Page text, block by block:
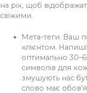
на рік, щоб
свіжими.
Мета-теги. Ваш
клієнтом.
оптимально
символів для
змушують нас
слово має